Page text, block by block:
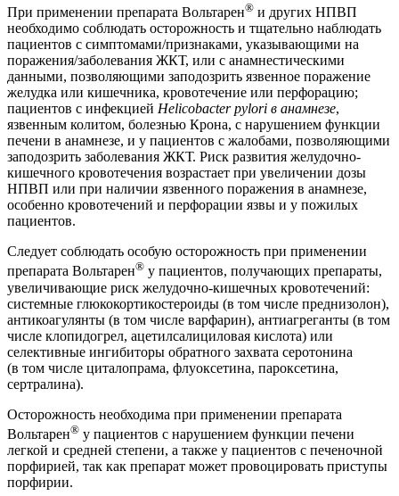
При применении препарата Вольтарен® и других НПВП
необходимо соблюдать осторожность и тщательно наблюдать
пациентов с симптомами/признаками, указывающими на
поражения/заболевания ЖКТ, или с анамнестическими
данными, позволяющими заподозрить язвенное поражение
желудка или кишечника, кровотечение или перфорацию;
пациентов с инфекцией Helicobacter pylori в анамнезе,
язвенным колитом, болезнью Крона, с нарушением функции
печени в анамнезе, и у пациентов с жалобами, позволяющими
заподозрить заболевания ЖКТ. Риск развития желудочно-
кишечного кровотечения возрастает при увеличении дозы
НПВП или при наличии язвенного поражения в анамнезе,
особенно кровотечений и перфорации язвы и у пожилых
пациентов.
Следует соблюдать особую осторожность при применении
препарата Вольтарен® у пациентов, получающих препараты,
увеличивающие риск желудочно-кишечных кровотечений:
системные глюкокортикостероиды (в том числе преднизолон),
антикоагулянты (в том числе варфарин), антиагреганты (в том
числе клопидогрел, ацетилсалициловая кислота) или
селективные ингибиторы обратного захвата серотонина
(в том числе циталопрама, флуоксетина, пароксетина,
сертралина).
Осторожность необходима при применении препарата
Вольтарен® у пациентов с нарушением функции печени
легкой и средней степени, а также у пациентов с печеночной
порфирией, так как препарат может провоцировать приступы
порфирии.